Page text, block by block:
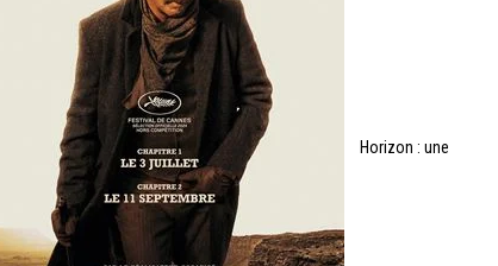
Horizon : une